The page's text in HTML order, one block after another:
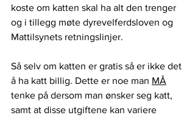
koste om katten skal ha alt den trenger
og i tillegg møte dyrevelferdsloven og
Mattilsynets retningslinjer.
Så selv om katten er gratis så er ikke det
å ha katt billig. Dette er noe man MÅ
tenke på dersom man ønsker seg katt,
samt at disse utgiftene kan variere